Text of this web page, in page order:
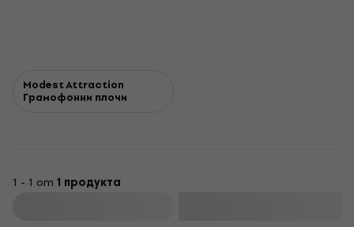
Modest Attraction
Грамофонни плочи
1 - 1 от 1 продукта